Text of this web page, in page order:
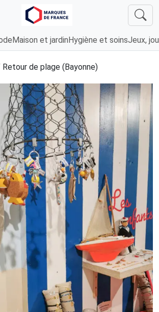
Maison et jardin Hygiène et soinsJeux,
de plage (Bayonne)